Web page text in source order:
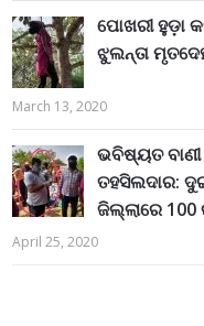
ପୋଖରୀ ହୁଡ଼ା
ଝୁଲନ୍ତା
March 13, 2020
ଭବିଷ୍ୟତ ବାଣୀ
ତହସିଲଦାର:
ଜିଲ୍ଲାରେ 100
April 25, 2020